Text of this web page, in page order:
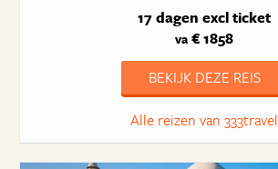
17 dagen excl ticket
va € 1858
BEKIJK DEZE REIS
Alle reizen van 333travel